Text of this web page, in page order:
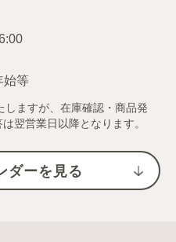
始等
ますが、在庫確認・商品発
翌営業日以降となります。
ダーを見る